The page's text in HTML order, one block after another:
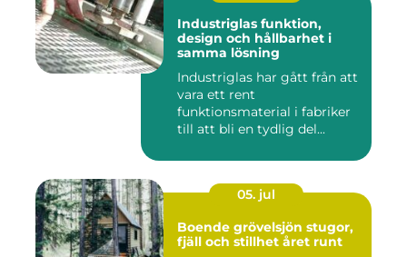
Industriglas funktion,
design och hållbarhet i
samma lösning
Industriglas har gått från att
vara ett rent
funktionsmaterial i fabriker
till att bli en tydlig del...
05. jul
Boende grövelsjön stugor,
fjäll och stillhet året runt